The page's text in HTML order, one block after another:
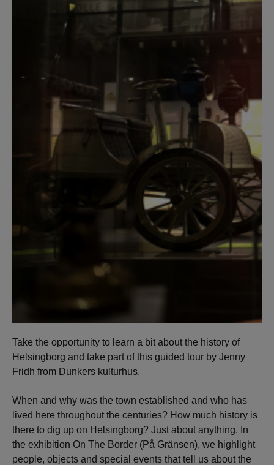
Take the opportunity to learn a bit about the history of
Helsingborg and take part of this guided tour by Jenny
Fridh from Dunkers kulturhus.
When and why was the town established and who has
lived here throughout the centuries? How much history is
there to dig up on Helsingborg? Just about anything. In
the exhibition On The Border (På Gränsen), we highlight
people, objects and special events that tell us about the